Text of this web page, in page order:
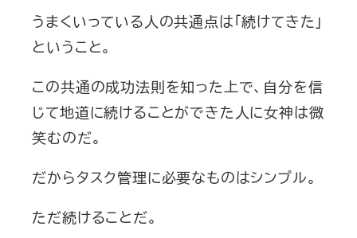
うまくいっている人の共通点は「続けてきた」
ということ。
この共通の成功法則を知った上で、自分を信
じて地道に続けることができた人に女神は微
笑むのだ。
だからタスク管理に必要なものはシンプル。
ただ続けることだ。